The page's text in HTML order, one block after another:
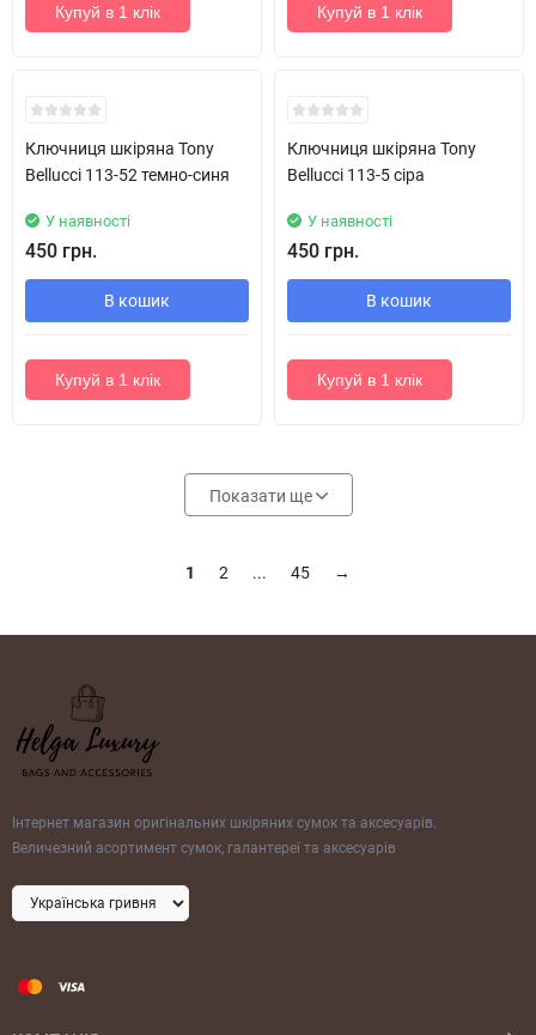
Купуй в 1 клік Купуй в 1 клік
Ключниця шкіряна Tony
Bellucci 113-52 темно-синя
У наявності
450 грн.
В кошик
Купуй в 1 клік
Ключниця шкіряна Tony
Bellucci 113-5 сіра
У наявності
450 грн.
В кошик
Купуй в 1 клік
Показати ще
1 2 ... 45 →
Інтернет магазин оригінальних шкіряних сумок та аксесуарів.
Величезний асортимент сумок, галантереї та аксесуарів